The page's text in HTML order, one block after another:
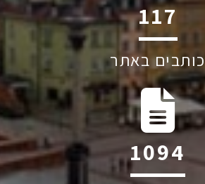
198
כותבים באתר
1841